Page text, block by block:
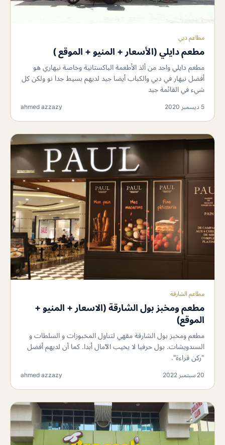
مطاعم دبي
مطعم دايلي (الأسعار + المنيو + الموقع )
مطعم دايلي واحد من ألذ الأطعمة الباكستانية وخاصة نيهاري هو
أفضل نيهار في دبي والكباب أيضا جيد لديهم بسيط جدا نو ولكن كل
شيء في القائمة جيد
5 ديسمبر 2020 ahmed azzazy
مطاعم الشارقة
مطعم ومخبز بول الشارقة (الاسعار + المنيو +
الموقع)
مطعم ومخبز بول الشارقة مقهي لتناول المخبوزات و السلطات و
السندويشات. بول حرفيا لا يخيب الآمال أبدا. كما أن لديهم أفضل
"ركن قراءة".
20 سبتمبر 2022 ahmed azzazy